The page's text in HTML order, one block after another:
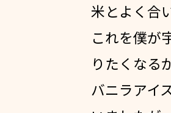
米とよく合
これを僕が
りたくなる
バニラアイ